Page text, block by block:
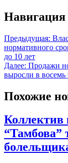
Навигация
Предыдущая:
нормативного
до 10 лет
Далее: Продажи
выросли в восемь
Похожие
Коллектив
“Тамбова”